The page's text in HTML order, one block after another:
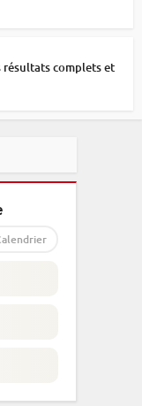
résultats complets et